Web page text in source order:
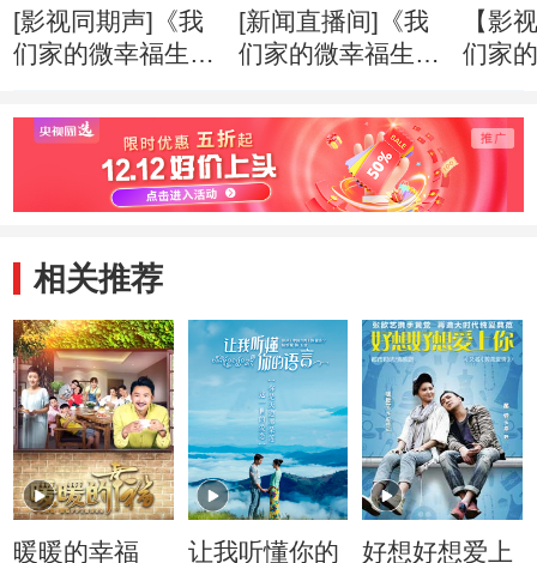
[影视同期声]《我
们家的微幸福生
众主演力荐新剧
[新闻直播间]《我
们家的微幸福生
【影
们家
陶红
相关推荐
暖暖的幸福
让我听懂你的
好想好想爱上